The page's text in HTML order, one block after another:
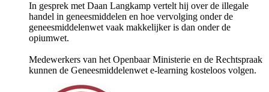
In gesprek met Daan Langkamp vertelt hij over de illegale
handel in geneesmiddelen en hoe vervolging onder de
geneesmiddelenwet vaak makkelijker is dan onder de
opiumwet.
Medewerkers van het Openbaar Ministerie en de Rechtspraak
kunnen de Geneesmiddelenwet e-learning kosteloos volgen.